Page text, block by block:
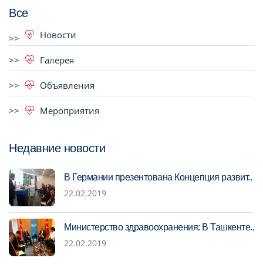
Все
Новости
Галерея
Объявления
Мероприятия
Недавние новости
В Германии презентована Концепция развит..
22.02.2019
Министерство здравоохранения: В Ташкенте..
22.02.2019